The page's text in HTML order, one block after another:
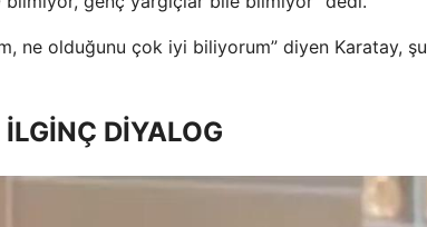
ne olduğunu çok iyi biliyorum” diyen Karatay,
DİYALOG